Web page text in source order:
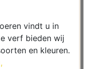
vindt u in
verf bieden wij
en kleuren.